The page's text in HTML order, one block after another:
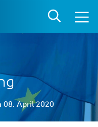
08. April 2020